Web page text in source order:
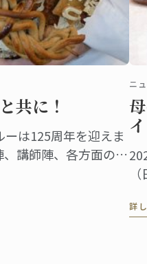
共に！
は125周年を迎えま
講師陣、各方面のエ
パッションに満ちた
ニ
は
詳